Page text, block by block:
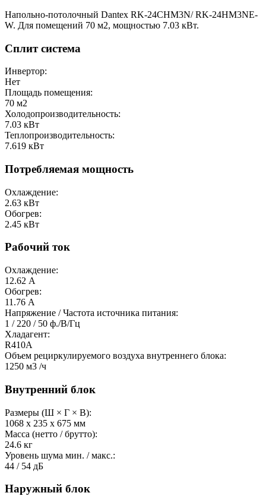
Напольно-потолочный Dantex RK-24CHM3N/ RK-24HM3NE-
W. Для помещений 70 м2, мощностью 7.03 кВт.
Сплит система
Инвертор:
Нет
Площадь помещения:
70 м2
Холодопроизводительность:
7.03 кВт
Теплопроизводительность:
7.619 кВт
Потребляемая мощность
Охлаждение:
2.63 кВт
Обогрев:
2.45 кВт
Рабочий ток
Охлаждение:
12.62 А
Обогрев:
11.76 А
Напряжение / Частота источника питания:
1 / 220 / 50 ф./В/Гц
Хладагент:
R410А
Объем рециркулируемого воздуха внутреннего блока:
1250 м3 /ч
Внутренний блок
Размеры (Ш × Г × В):
1068 х 235 х 675 мм
Масса (нетто / брутто):
24.6 кг
Уровень шума мин. / макс.:
44 / 54 дБ
Наружный блок